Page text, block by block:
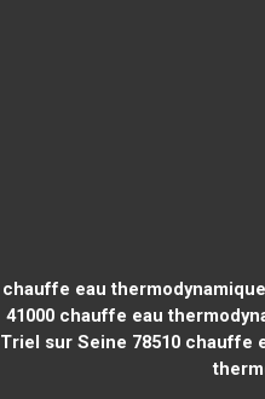
chauffe eau thermodynamique
41000 chauffe eau
Triel sur Seine 78510 chauffe